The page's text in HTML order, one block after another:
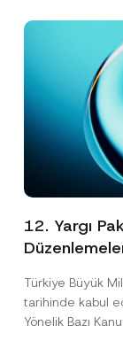
12. Yargı
Türkiye Büyük
tarihinde kabul
Yönelik Bazı